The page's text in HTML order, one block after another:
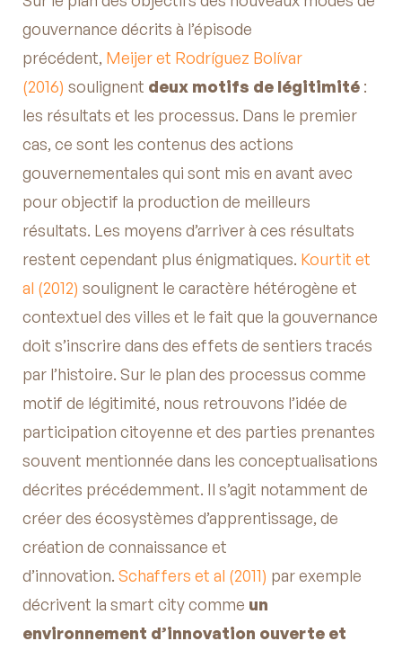
gouvernance décrits à l’épisode
précédent, Meijer et Rodríguez Bolívar
(2016) soulignent deux motifs de légitimité :
les résultats et les processus. Dans le premier
cas, ce sont les contenus des actions
gouvernementales qui sont mis en avant avec
pour objectif la production de meilleurs
résultats. Les moyens d’arriver à ces résultats
restent cependant plus énigmatiques. Kourtit et
al (2012) soulignent le caractère hétérogène et
contextuel des villes et le fait que la gouvernance
doit s’inscrire dans des effets de sentiers tracés
par l’histoire. Sur le plan des processus comme
motif de légitimité, nous retrouvons l’idée de
participation citoyenne et des parties prenantes
souvent mentionnée dans les conceptualisations
décrites précédemment. Il s’agit notamment de
créer des écosystèmes d’apprentissage, de
création de connaissance et
d’innovation. Schaffers et al (2011) par exemple
décrivent la smart city comme un
environnement d’innovation ouverte et